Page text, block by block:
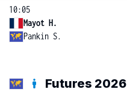
10:05
Mayot H.
Pankin S.
Futures 2026